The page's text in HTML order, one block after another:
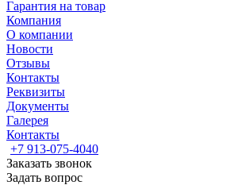
Гарантия на товар
Компания
О компании
Новости
Отзывы
Контакты
Реквизиты
Документы
Галерея
Контакты
+7 913-075-4040
Заказать звонок
Задать вопрос